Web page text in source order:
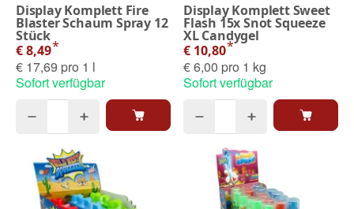
Display Komplett Fire
Blaster Schaum Spray 12
Stück
€ 8,49*
€ 17,69 pro 1 l
Sofort verfügbar
Display Komplett Sweet
Flash 15x Snot Squeeze
XL Candygel
€ 10,80*
€ 6,00 pro 1 kg
Sofort verfügbar